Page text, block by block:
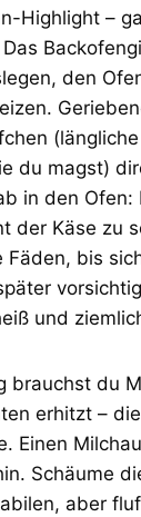
Highlight –
den
du magst)
in den Ofen:
der Käse zu
Fäden, bis
und
brauchst du
erhitzt –
Einen
Schäume
aber